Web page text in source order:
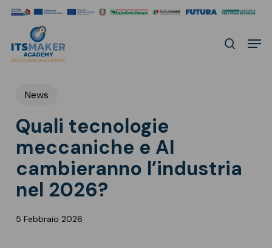
Skip
main
content
search
News
Quali tecnologie
meccaniche e AI
cambieranno l’industria
nel 2026?
5 Febbraio 2026